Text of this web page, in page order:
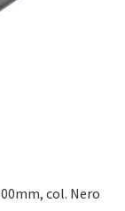
col. Nero